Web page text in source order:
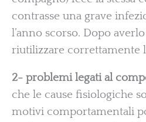
contrasse una grave
l’anno scorso. Dopo
riutilizzare correttamente
2- problemi legati al
che le cause fisiologiche
motivi comportamentali